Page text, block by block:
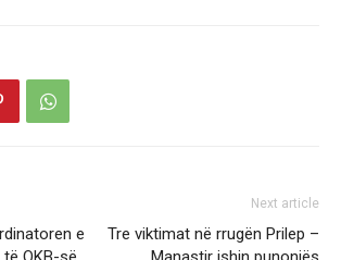
e
Next article
Tre viktimat në rrugën Prilep –